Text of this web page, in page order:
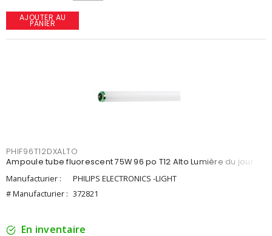
AJOUTER AU
PANIER
PHIF96T12DXALTO
Ampoule tube fluorescent 75W 96 po T12 Alto Lumière du jour
Manufacturier :
PHILIPS ELECTRONICS -LIGHT
# Manufacturier : 372821
En inventaire